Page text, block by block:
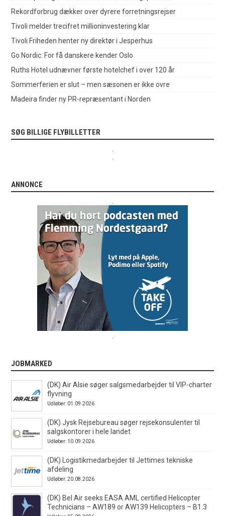
Rekordforbrug dækker over dyrere forretningsrejser
Tivoli melder trecifret millioninvestering klar
Tivoli Friheden henter ny direktør i Jesperhus
Go Nordic: For få danskere kender Oslo
Ruths Hotel udnævner første hotelchef i over 120 år
Sommerferien er slut – men sæsonen er ikke ovre
Madeira finder ny PR-repræsentant i Norden
SØG BILLIGE FLYBILLETTER
ANNONCE
JOBMARKED
(DK) Air Alsie søger salgsmedarbejder til VIP-charter
flyvning
Udløber: 01.09.2026
(DK) Jysk Rejsebureau søger rejsekonsulenter til
salgskontorer i hele landet
Udløber: 10.09.2026
(DK) Logistikmedarbejder til Jettimes tekniske
afdeling
Udløber: 20.08.2026
(DK) Bel Air seeks EASA AML certified Helicopter
Technicians – AW189 or AW139 Helicopters – B1.3